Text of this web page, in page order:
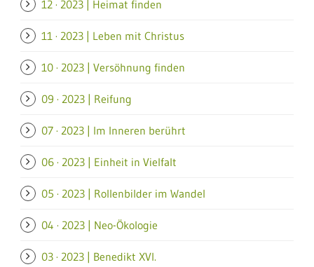
12 · 2023 | Heimat finden
11 · 2023 | Leben mit Christus
10 · 2023 | Versöhnung finden
09 · 2023 | Reifung
07 · 2023 | Im Inneren berührt
06 · 2023 | Einheit in Vielfalt
05 · 2023 | Rollenbilder im Wandel
04 · 2023 | Neo-Ökologie
03 · 2023 | Benedikt XVI.